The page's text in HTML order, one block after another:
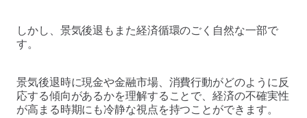
しかし、景気後退もまた経済循環のごく自然な一部で
す。
景気後退時に現金や金融市場、消費行動がどのように反
応する傾向があるかを理解することで、経済の不確実性
が高まる時期にも冷静な視点を持つことができます。